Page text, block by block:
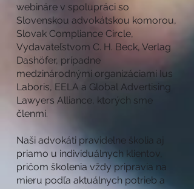
webináre v spolupráci so
Slovenskou advokátskou komorou,
Slovak Compliance Circle,
Vydavateľstvom C. H. Beck, Verlag
Dashöfer, prípadne
medzinárodnými organizáciami Ius
Laboris, EELA a Global Advertising
Lawyers Alliance, ktorých sme
členmi.
Naši advokáti pravidelne školia aj
priamo u individuálnych klientov,
pričom školenia vždy pripravia na
mieru podľa aktuálnych potrieb a